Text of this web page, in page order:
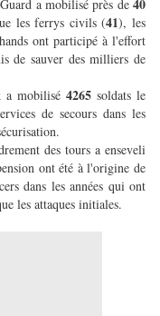
a mobilisé près de 40
les ferrys civils (41), les
ont participé à l'effort
de sauver des milliers de
a mobilisé 4265soldats le
de secours dans les
des tours a enseveli
ont été à l'origine de
dans les années qui ont
les attaques initiales.